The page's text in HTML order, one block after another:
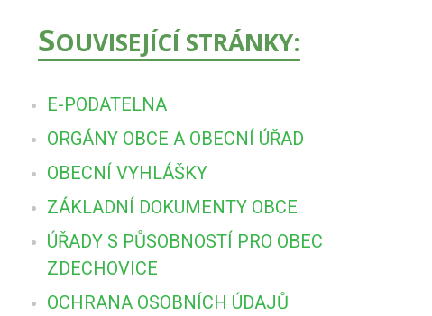
SOUVISEJÍCÍ STRÁNKY:
E-PODATELNA
ORGÁNY OBCE A OBECNÍ ÚŘAD
OBECNÍ VYHLÁŠKY
ZÁKLADNÍ DOKUMENTY OBCE
ÚŘADY S PŮSOBNOSTÍ PRO OBEC
ZDECHOVICE
OCHRANA OSOBNÍCH ÚDAJŮ